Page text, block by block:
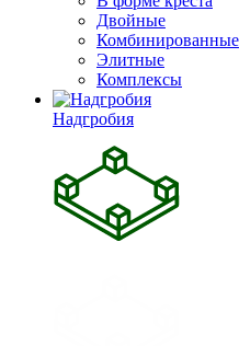
Двойные
Комбинированные
Элитные
Комплексы
Надгробия